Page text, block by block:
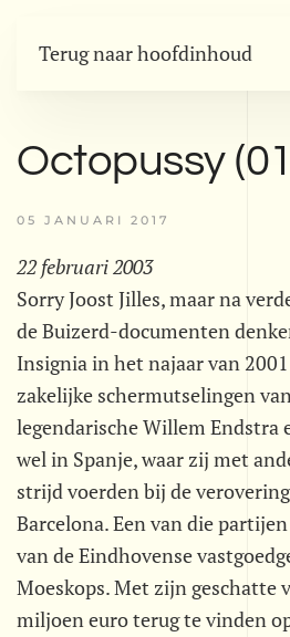
Terug naar hoofdinhoud
Octopussy
05 JANUARI 2017
22 februari 2003
Sorry Joost Jilles, maar na
de Buizerd-documenten
Insignia in het najaar van
zakelijke schermutselingen
legendarische Willem Endstra
wel in Spanje, waar zij met
strijd voerden bij de
Barcelona. Een van die
van de Eindhovense
Moeskops. Met zijn geschatte
miljoen euro terug te vinden